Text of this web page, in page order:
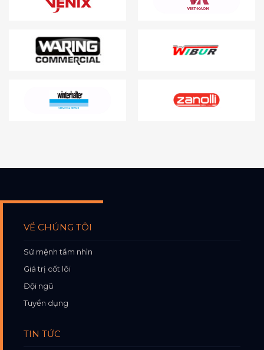
VỀ CHÚNG TÔI
Sứ mệnh tầm nhìn
Giá trị cốt lõi
Đội ngũ
Tuyển dụng
TIN TỨC